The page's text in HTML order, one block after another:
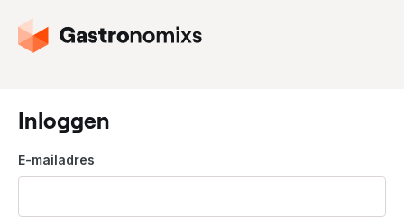
G
a
a
r
d
e
o
Inloggen
E-mailadres